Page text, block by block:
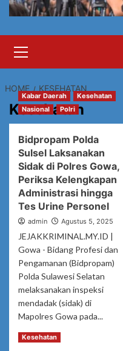
Menu
HOME KESEHATAN
Kesehatan
Kabar Daerah
Kesehatan
Nasional
Polri
Bidpropam Polda
Sulsel Laksanakan
Sidak di Polres Gowa,
Periksa Kelengkapan
Administrasi hingga
Tes Urine Personel
admin Agustus 5, 2025
JEJAKKRIMINAL.MY.ID |
Gowa - Bidang Profesi dan
Pengamanan (Bidpropam)
Polda Sulawesi Selatan
melaksanakan inspeksi
mendadak (sidak) di
Mapolres Gowa pada...
Read MoreRead
more
Kesehatan